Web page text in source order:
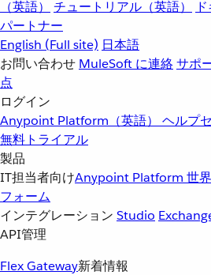
（英語）
チュートリアル（英語）
パートナー
English (Full site) 日本語
お問い合わせ MuleSoft に連絡サポ
点
ログイン
Anypoint Platform（英語） ヘルプ
無料トライアル
製品
IT担当者向けAnypoint Platform 世
フォーム
インテグレーション Studio
API管理
Flex Gateway新着情報